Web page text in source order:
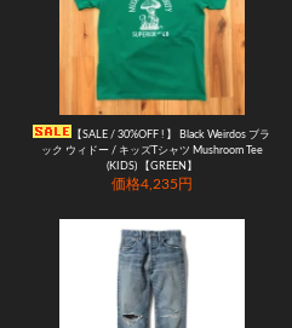
【SALE / 30%OFF ! 】 Black Weirdos ブラ
ック ウィドー / キッズTシャツ Mushroom Tee
(KIDS) 【GREEN】
価格4,235円